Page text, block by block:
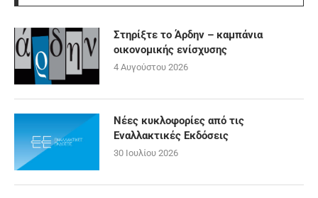
Στηρίξτε το Άρδην – καμπάνια
οικονομικής ενίσχυσης
4 Αυγούστου 2026
Νέες κυκλοφορίες από τις
Εναλλακτικές Εκδόσεις
30 Ιουλίου 2026